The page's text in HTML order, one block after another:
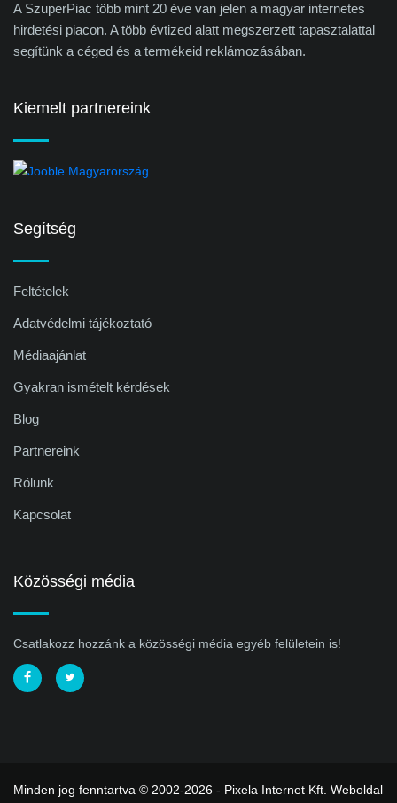
A SzuperPiac több mint 20 éve van jelen a magyar internetes
hirdetési piacon. A több évtized alatt megszerzett tapasztalattal
segítünk a céged és a termékeid reklámozásában.
Kiemelt partnereink
Segítség
Feltételek
Adatvédelmi tájékoztató
Médiaajánlat
Gyakran ismételt kérdések
Blog
Partnereink
Rólunk
Kapcsolat
Közösségi média
Csatlakozz hozzánk a közösségi média egyéb felületein is!
Minden jog fenntartva © 2002-2026 - Pixela Internet Kft. Weboldal